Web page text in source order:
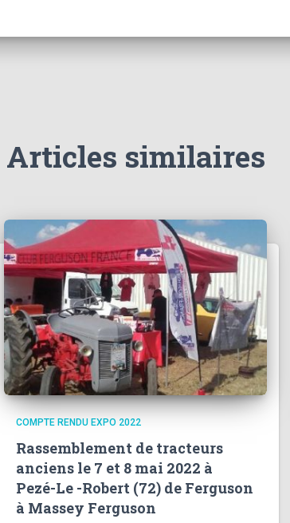
Articles similaires
COMPTE RENDU EXPO 2022
Rassemblement de tracteurs
anciens le 7 et 8 mai 2022 à
Pezé-Le -Robert (72) de Ferguson
à Massey Ferguson